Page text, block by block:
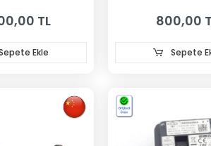
TL
Ekle
800,00
Sepete